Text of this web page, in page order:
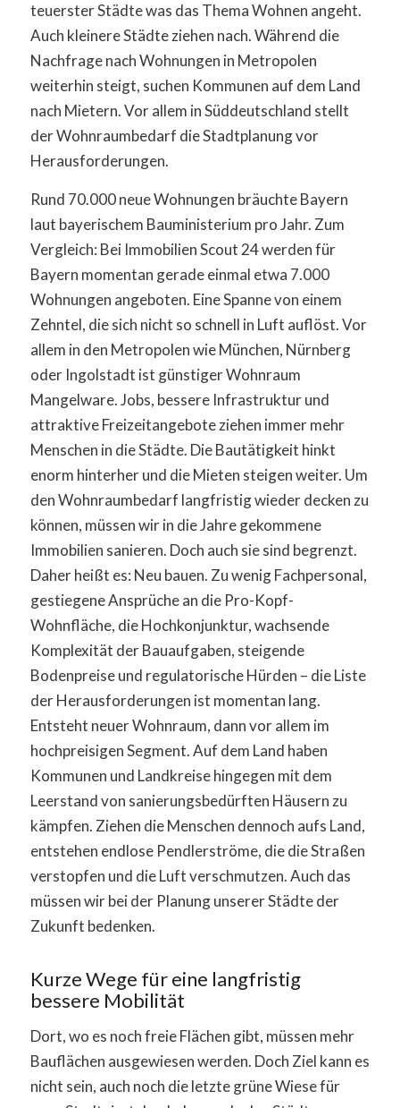
teuerster Städte was das Thema Wohnen angeht.
Auch kleinere Städte ziehen nach. Während die
Nachfrage nach Wohnungen in Metropolen
weiterhin steigt, suchen Kommunen auf dem Land
nach Mietern. Vor allem in Süddeutschland stellt
der Wohnraumbedarf die Stadtplanung vor
Herausforderungen.
Rund 70.000 neue Wohnungen bräuchte Bayern
laut bayerischem Bauministerium pro Jahr. Zum
Vergleich: Bei Immobilien Scout 24 werden für
Bayern momentan gerade einmal etwa 7.000
Wohnungen angeboten. Eine Spanne von einem
Zehntel, die sich nicht so schnell in Luft auflöst. Vor
allem in den Metropolen wie München, Nürnberg
oder Ingolstadt ist günstiger Wohnraum
Mangelware. Jobs, bessere Infrastruktur und
attraktive Freizeitangebote ziehen immer mehr
Menschen in die Städte. Die Bautätigkeit hinkt
enorm hinterher und die Mieten steigen weiter. Um
den Wohnraumbedarf langfristig wieder decken zu
können, müssen wir in die Jahre gekommene
Immobilien sanieren. Doch auch sie sind begrenzt.
Daher heißt es: Neu bauen. Zu wenig Fachpersonal,
gestiegene Ansprüche an die Pro-Kopf-
Wohnfläche, die Hochkonjunktur, wachsende
Komplexität der Bauaufgaben, steigende
Bodenpreise und regulatorische Hürden – die Liste
der Herausforderungen ist momentan lang.
Entsteht neuer Wohnraum, dann vor allem im
hochpreisigen Segment. Auf dem Land haben
Kommunen und Landkreise hingegen mit dem
Leerstand von sanierungsbedürften Häusern zu
kämpfen. Ziehen die Menschen dennoch aufs Land,
entstehen endlose Pendlerströme, die die Straßen
verstopfen und die Luft verschmutzen. Auch das
müssen wir bei der Planung unserer Städte der
Zukunft bedenken.
Kurze Wege für eine langfristig
bessere Mobilität
Dort, wo es noch freie Flächen gibt, müssen mehr
Bauflächen ausgewiesen werden. Doch Ziel kann es
nicht sein, auch noch die letzte grüne Wiese für